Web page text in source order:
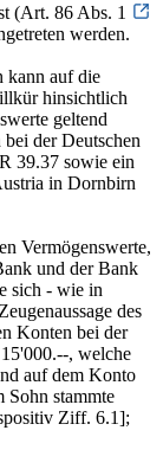
(Art. 86 Abs. 1
werden.
kann auf die
hinsichtlich
geltend
der Deutschen
39.37 sowie ein
in Dornbirn
Vermögenswerte,
und der Bank
sich - wie in
des
Konten bei der
, welche
auf dem Konto
stammte
Ziff. 6.1];